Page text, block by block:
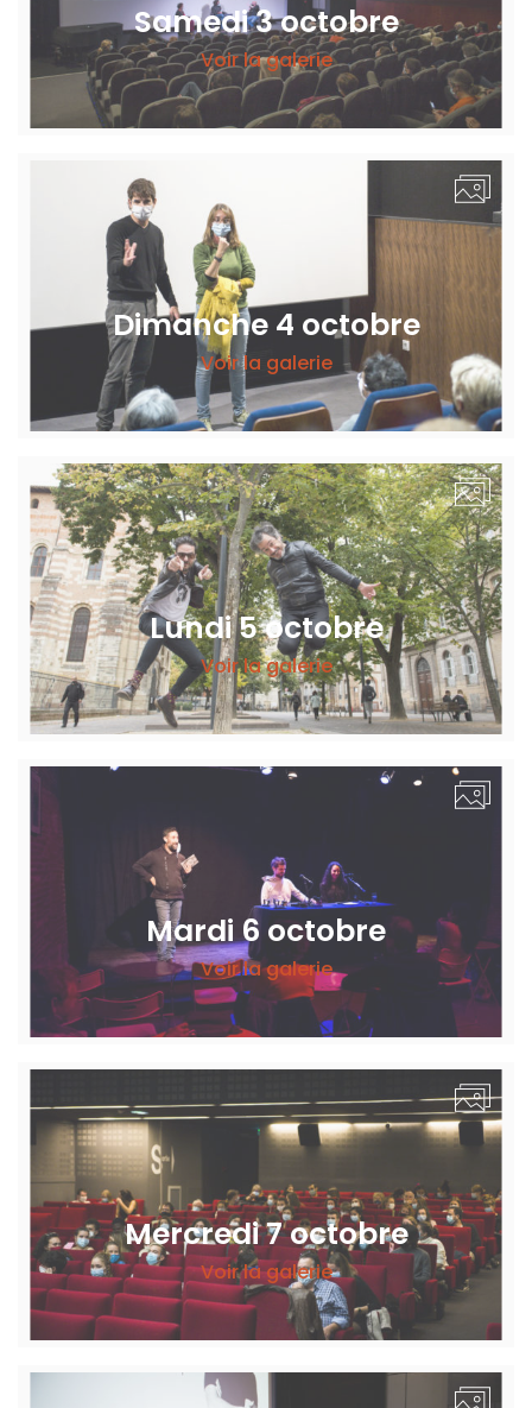
Samedi 3 octobre
Voir la galerie
Dimanche 4 octobre
Voir la galerie
Lundi 5 octobre
Voir la galerie
Mardi 6 octobre
Voir la galerie
Mercredi 7 octobre
Voir la galerie